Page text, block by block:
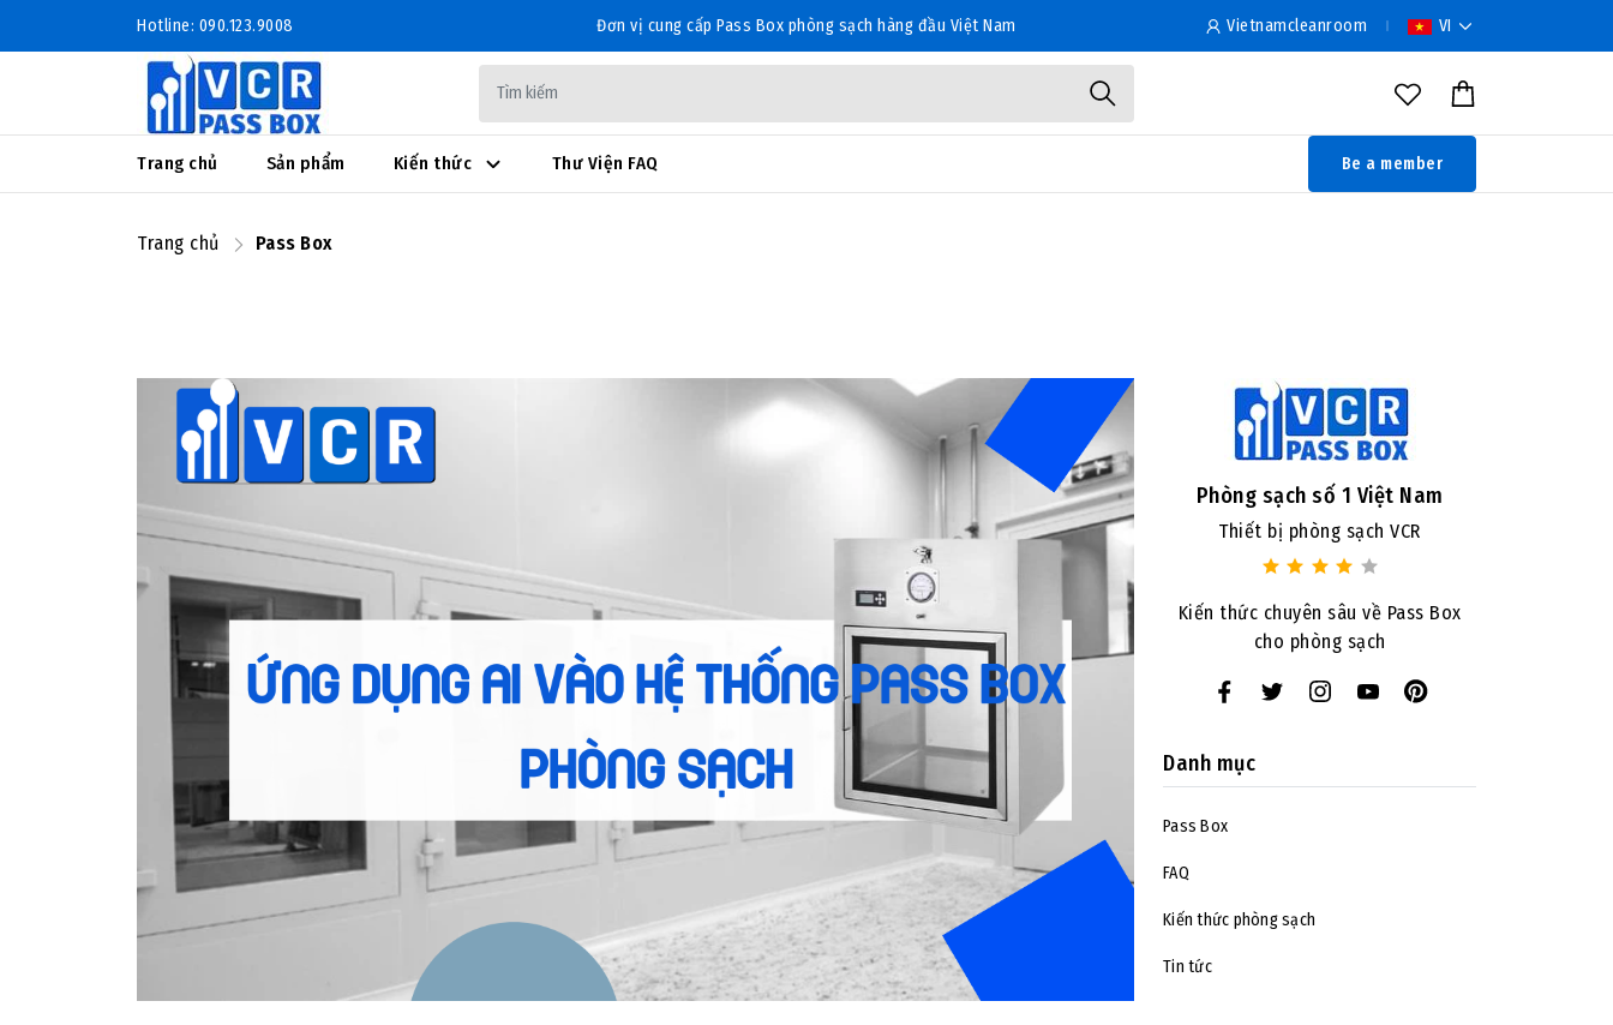
Hotline: 090.123.9008 Đơn vị cung cấp Pass Box phòng sạch hàng đầu Việt Nam Vietnamcleanroom VI
Trang chủ Sản phẩm Kiến thức Thư Viện FAQ Be a member
Trang chủ Pass Box
Phòng sạch số 1 Việt Nam
Thiết bị phòng sạch VCR
Kiến thức chuyên sâu về Pass Box
cho phòng sạch
Danh mục
Pass Box
FAQ
Kiến thức phòng sạch
Tin tức